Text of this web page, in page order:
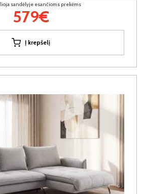
sandėlyje esančioms prekėms
579€
Į krepšelį